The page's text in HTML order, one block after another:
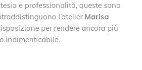
e professionalità, queste sono
l’atelier Marisa
per rendere ancora più
indimenticabile.